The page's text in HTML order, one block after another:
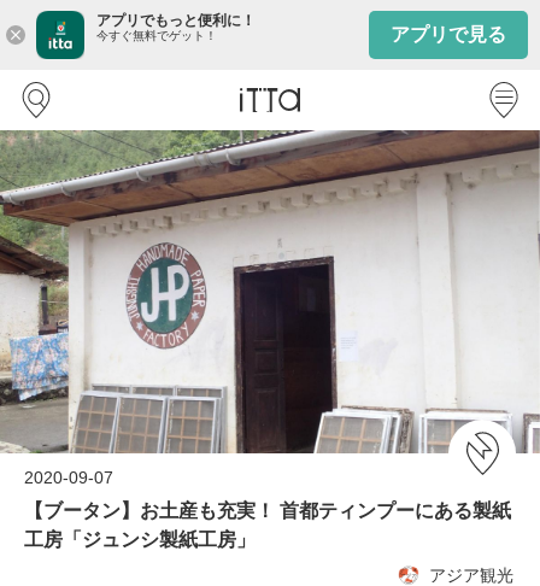
close
アプリでもっと便利に！
今すぐ無料でゲット！ アプリで見る
2020-09-07
【ブータン】お土産も充実！ 首都ティンプーにある製紙
工房「ジュンシ製紙工房」
アジア観光